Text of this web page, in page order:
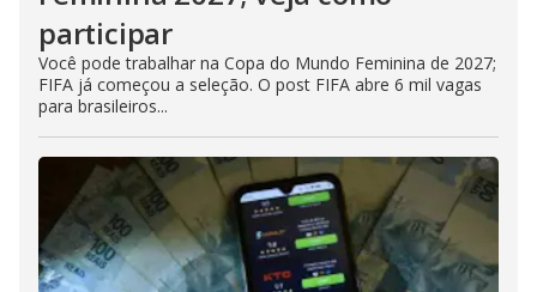
participar
Você pode trabalhar na Copa do Mundo Feminina de 2027;
FIFA já começou a seleção. O post FIFA abre 6 mil vagas
para brasileiros...